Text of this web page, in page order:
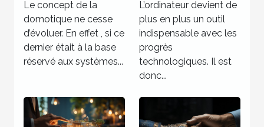
Le concept de la
domotique ne cesse
d’évoluer. En effet , si ce
dernier était à la base
réservé aux systèmes...
moindre coût
L’ordinateur devient de
plus en plus un outil
indispensable avec les
progrès
technologiques. Il est
donc...